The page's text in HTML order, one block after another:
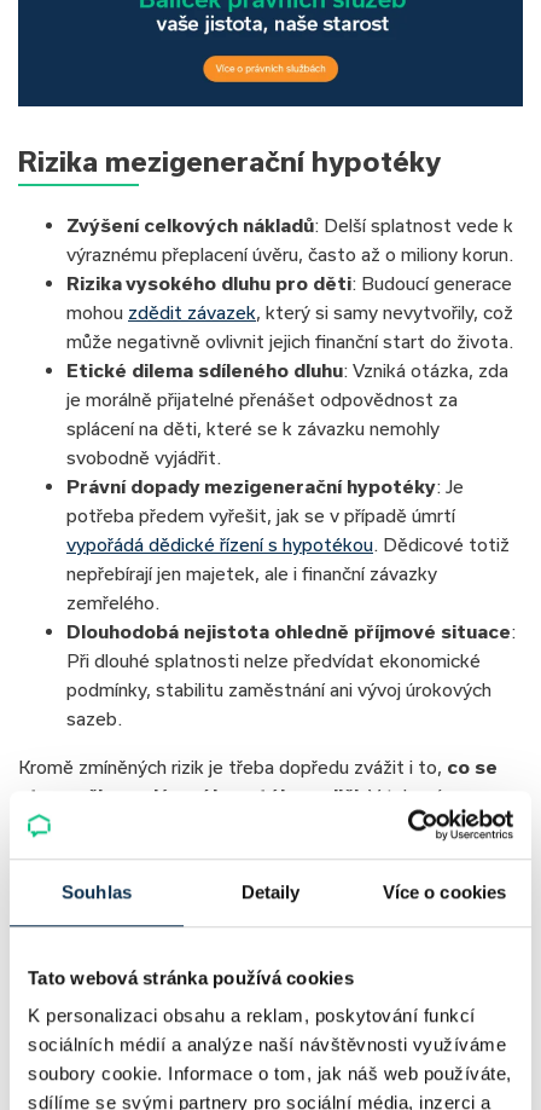
Souhlas Detaily Více o cookies
Tato webová stránka používá cookies
K personalizaci obsahu a reklam, poskytování funkcí
sociálních médií a analýze naší návštěvnosti využíváme
soubory cookie. Informace o tom, jak náš web používáte,
sdílíme se svými partnery pro sociální média, inzerci a
Rizika mezigenerační hypotéky
Zvýšení celkových nákladů: Delší splatnost vede k
výraznému přeplacení úvěru, často až o miliony korun.
Rizika vysokého dluhu pro děti: Budoucí generace
mohou zdědit závazek, který si samy nevytvořily, což
může negativně ovlivnit jejich finanční start do života.
Etické dilema sdíleného dluhu: Vzniká otázka, zda
je morálně přijatelné přenášet odpovědnost za
splácení na děti, které se k závazku nemohly
svobodně vyjádřit.
Právní dopady mezigenerační hypotéky: Je
potřeba předem vyřešit, jak se v případě úmrtí
vypořádá dědické řízení s hypotékou. Dědicové totiž
nepřebírají jen majetek, ale i finanční závazky
zemřelého.
Dlouhodobá nejistota ohledně příjmové situace:
Při dlouhé splatnosti nelze předvídat ekonomické
podmínky, stabilitu zaměstnání ani vývoj úrokových
sazeb.
Kromě zmíněných rizik je třeba dopředu zvážit i to, co se
stane při nesplácení hypotéky rodiči . V takovém
případě
, ztráta nemovitosti nebo
přechod dluhu na potomky, kteří nemusí mít dostatečné
příjmy k jeho splacení. Vyšší dostupnost hypoték navíc
prohlubuje.
Nenechte si ujít novinky z hypotečního a realitního
trhu – pro kupující i profesionály.